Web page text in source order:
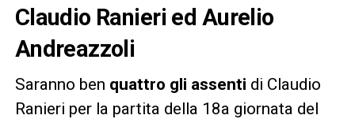
Claudio Ranieri ed Aurelio
Andreazzoli
Saranno ben quattro gli assenti di Claudio
Ranieri per la partita della 18a giornata del